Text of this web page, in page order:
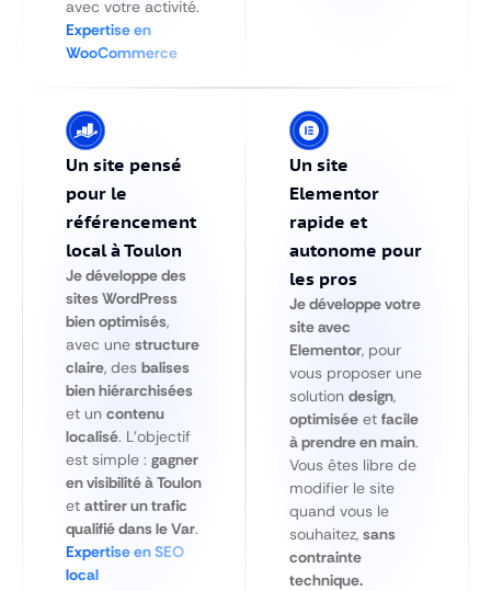
avec votre activité.
Expertise en
WooCommerce
Un site pensé
pour le
référencement
local à Toulon
Je développe des
sites WordPress
bien optimisés,
avec une structure
claire, des balises
bien hiérarchisées
et un contenu
localisé. L’objectif
est simple : gagner
en visibilité à Toulon
et attirer un trafic
qualifié dans le Var.
Expertise en SEO
local
Un site
Elementor
rapide et
autonome pour
les pros
Je développe votre
site avec
Elementor, pour
vous proposer une
solution design,
optimisée et facile
à prendre en main.
Vous êtes libre de
modifier le site
quand vous le
souhaitez, sans
contrainte
technique.